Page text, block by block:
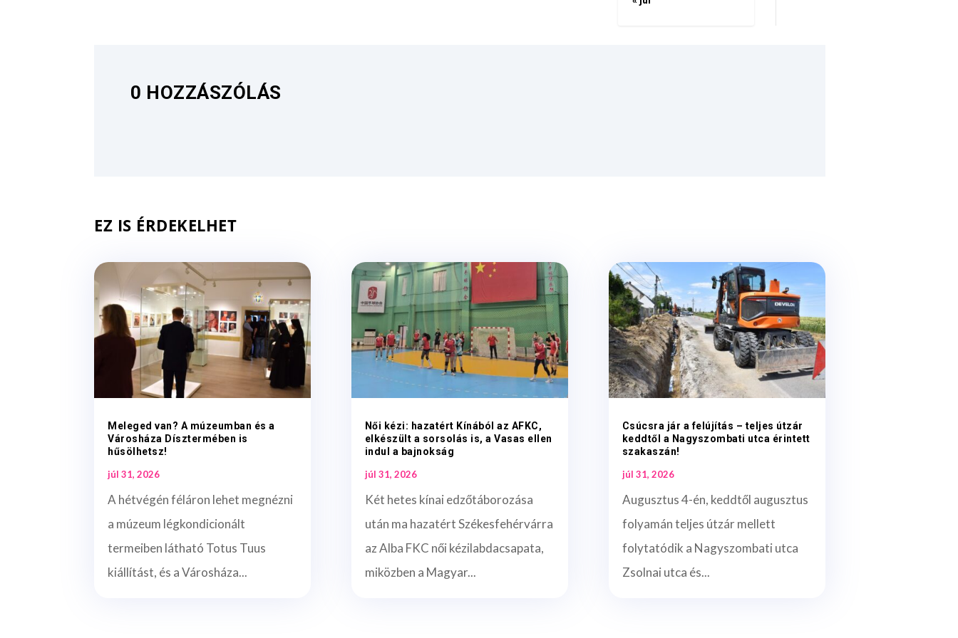
0 HOZZÁSZÓLÁS
EZ IS ÉRDEKELHET
Meleged van? A múzeumban és a
Városháza Dísztermében is
hűsölhetsz!
júl 31, 2026
A hétvégén féláron lehet megnézni
a múzeum légkondicionált
termeiben látható Totus Tuus
kiállítást, és a Városháza...
Női kézi: hazatért Kínából az AFKC,
elkészült a sorsolás is, a Vasas ellen
indul a bajnokság
júl 31, 2026
Két hetes kínai edzőtáborozása
után ma hazatért Székesfehérvárra
az Alba FKC női kézilabdacsapata,
miközben a Magyar...
Csúcsra jár a felújítás – teljes útzár
keddtől a Nagyszombati utca érintett
szakaszán!
júl 31, 2026
Augusztus 4-én, keddtől augusztus
folyamán teljes útzár mellett
folytatódik a Nagyszombati utca
Zsolnai utca és...